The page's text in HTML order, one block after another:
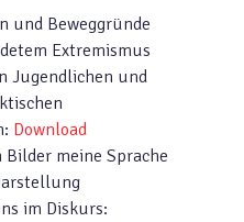
und Beweggründe
Extremismus
Jugendlichen und
Download
meine Sprache
im Diskurs: